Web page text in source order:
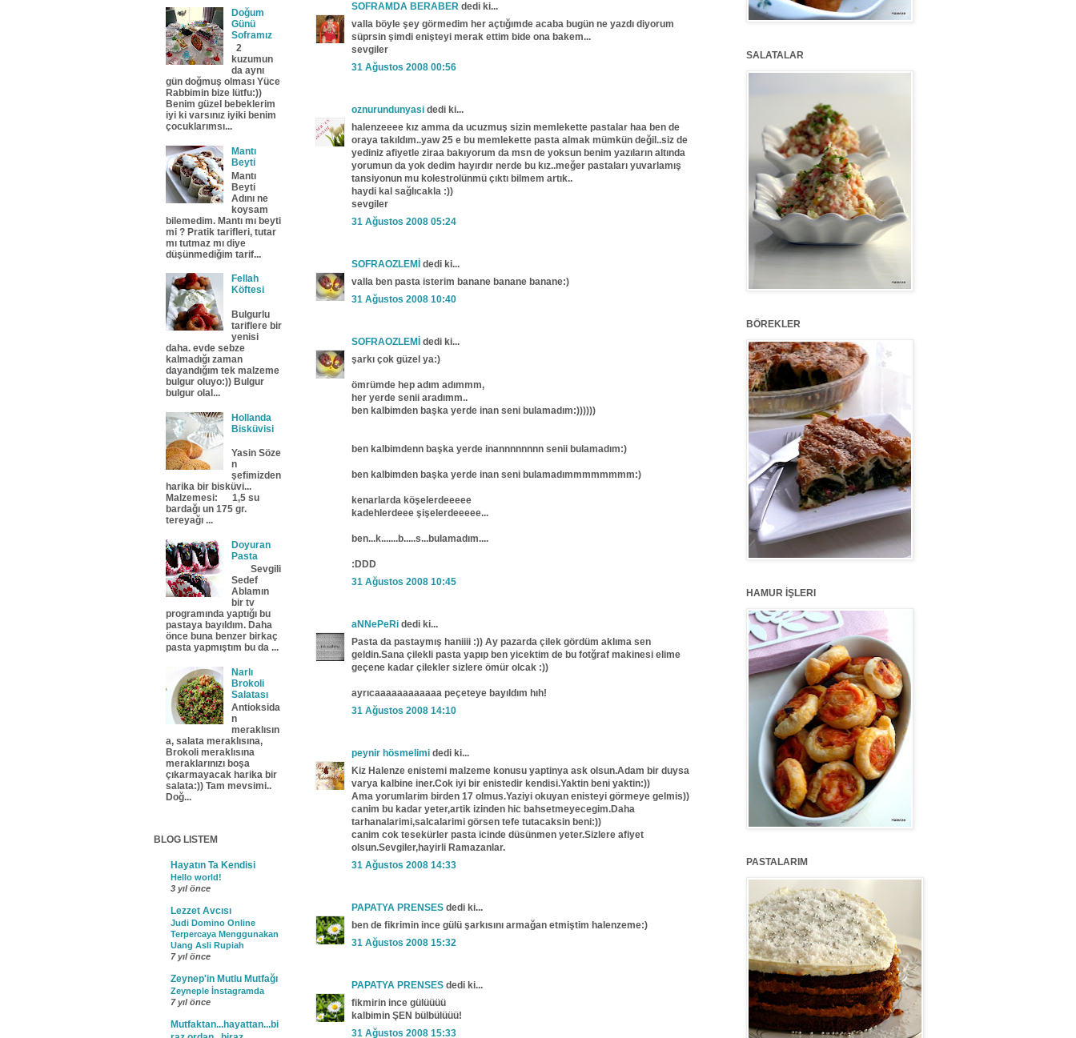
SOFRAMDA BERABER dedi ki...
valla böyle şey görmedim her açtığımde acaba bugün ne yazdı diyorum
süprsin şimdi enişteyi merak ettim bide ona bakem...
sevgiler
31 Ağustos 2008 00:56
oznurundunyasi dedi ki...
halenzeeee kız amma da ucuzmuş sizin memlekette pastalar haa ben de
oraya takıldım..yaw 25 e bu memlekette pasta almak mümkün değil..siz de
yediniz afiyetle ziraa bakıyorum da msn de yoksun benim yazıların altında
yorumun da yok dedim hayırdır nerde bu kız..meğer pastaları yuvarlamış
tansiyonun mu kolestrolünmü çıktı bilmem artık..
haydi kal sağlıcakla :))
sevgiler
31 Ağustos 2008 05:24
SOFRAOZLEMİ dedi ki...
valla ben pasta isterim banane banane banane:)
31 Ağustos 2008 10:40
SOFRAOZLEMİ dedi ki...
şarkı çok güzel ya:)
ömrümde hep adım adımmm,
her yerde senii aradımm..
ben kalbimden başka yerde inan seni bulamadım:))))))
ben kalbimdenn başka yerde inannnnnnnn senii bulamadım:)
ben kalbimden başka yerde inan seni bulamadımmmmmmmm:)
kenarlarda köşelerdeeeee
kadehlerdeee şişelerdeeeee...
ben...k.......b.....s...bulamadım....
:DDD
31 Ağustos 2008 10:45
aNNePeRi dedi ki...
Pasta da pastaymış haniiii :)) Ay pazarda çilek gördüm aklıma sen
geldin.Sana çilekli pasta yapıp ben yicektim de bu fotğraf makinesi elime
geçene kadar çilekler sizlere ömür olcak :))
ayrıcaaaaaaaaaaaa peçeteye bayıldım hıh!
31 Ağustos 2008 14:10
peynir hösmelimi dedi ki...
Kiz Halenze enistemi malzeme konusu yaptinya ask olsun.Adam bir duysa
varya kalbine iner.Cok iyi bir enistedir kendisi.Yaktin beni yaktin:))
Ama yorumlarim birden 17 olmus.Yaziyi okuyan enisteyi görmeye gelmis))
canim bu kadar yeter,artik izinden hic bahsetmeyecegim.Daha
tarhanalarimi,salcalarimi görsen tefe tutacaksin beni:))
canim cok tesekürler pasta icinde düsünmen yeter.Sizlere afiyet
olsun.Sevgiler,hayirli Ramazanlar.
31 Ağustos 2008 14:33
PAPATYA PRENSES dedi ki...
ben de fikrimin ince gülü şarkısını armağan etmiştim halenzeme:)
31 Ağustos 2008 15:32
PAPATYA PRENSES dedi ki...
fikmirin ince gülüüüü
kalbimin ŞEN bülbülüüü!
31 Ağustos 2008 15:33
Doğum
Günü
Soframız
2
kuzumun
da aynı
gün doğmuş olması Yüce
Rabbimin bize lütfu:))
Benim güzel bebeklerim
iyi ki varsınız iyiki benim
çocuklarımsı...
Mantı
Beyti
Mantı
Beyti
Adını ne
koysam
bilemedim. Mantı mı beyti
mi ? Pratik tarifleri, tutar
mı tutmaz mı diye
düşünmediğim tarif...
Fellah
Köftesi
Bulgurlu
tariflere bir
yenisi
daha. evde sebze
kalmadığı zaman
dayandığım tek malzeme
bulgur oluyo:)) Bulgur
bulgur olal...
Hollanda
Bisküvisi
Yasin Söze
n
şefimizden
harika bir bisküvi...
Malzemesi: 1,5 su
bardağı un 175 gr.
tereyağı ...
Doyuran
Pasta
Sevgili
Sedef
Ablamın
bir tv
programında yaptığı bu
pastaya bayıldım. Daha
önce buna benzer birkaç
pasta yapmıştım bu da ...
Narlı
Brokoli
Salatası
Antioksida
n
meraklısın
a, salata meraklısına,
Brokoli meraklısına
meraklarınızı boşa
çıkarmayacak harika bir
salata:)) Tam mevsimi..
Doğ...
BLOG LISTEM
Hayatın Ta Kendisi
Hello world!
3 yıl önce
Lezzet Avcısı
Judi Domino Online
Terpercaya Menggunakan
Uang Asli Rupiah
7 yıl önce
Zeynep'in Mutlu Mutfağı
Zeyneple İnstagramda
7 yıl önce
Mutfaktan...hayattan...bi
SALATALAR
BÖREKLER
HAMUR İŞLERI
PASTALARIM